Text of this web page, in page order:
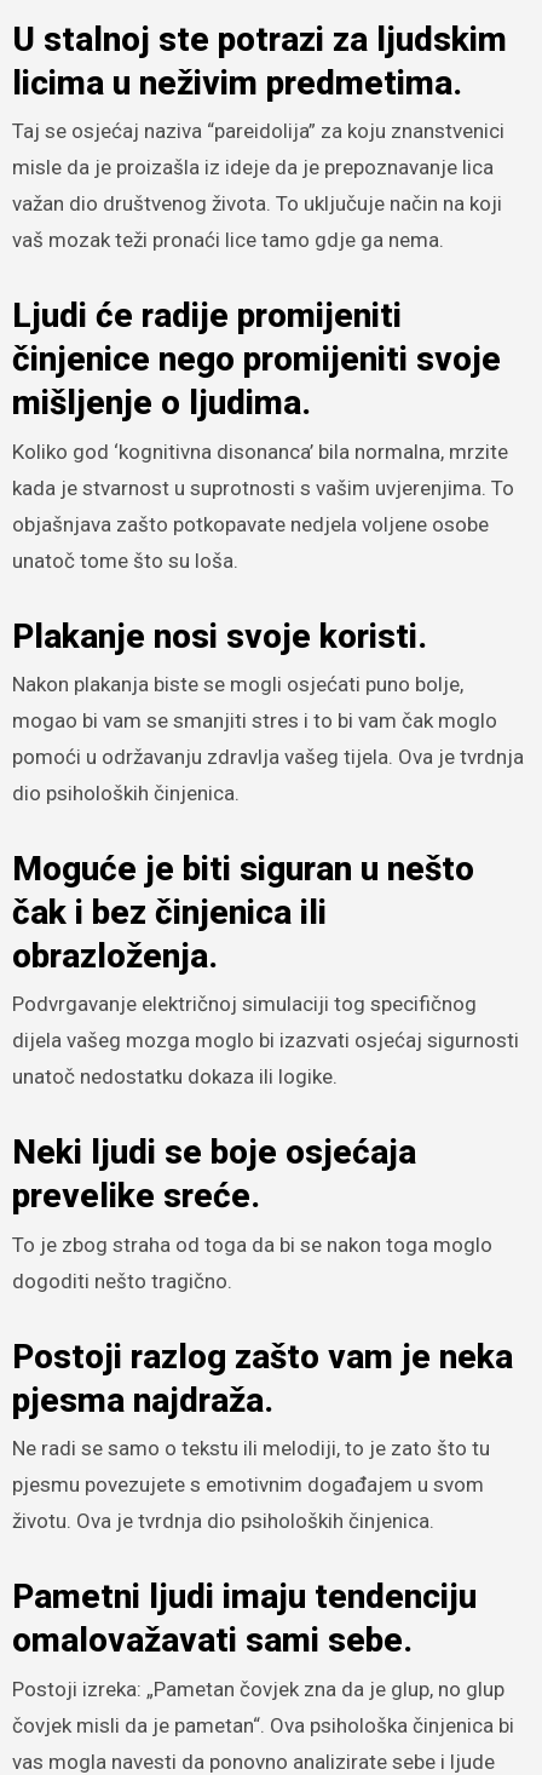
U stalnoj ste potrazi za ljudskim
licima u neživim predmetima.
Taj se osjećaj naziva “pareidolija” za koju znanstvenici
misle da je proizašla iz ideje da je prepoznavanje lica
važan dio društvenog života. To uključuje način na koji
vaš mozak teži pronaći lice tamo gdje ga nema.
Ljudi će radije promijeniti
činjenice nego promijeniti svoje
mišljenje o ljudima.
Koliko god ‘kognitivna disonanca’ bila normalna, mrzite
kada je stvarnost u suprotnosti s vašim uvjerenjima. To
objašnjava zašto potkopavate nedjela voljene osobe
unatoč tome što su loša.
Plakanje nosi svoje koristi.
Nakon plakanja biste se mogli osjećati puno bolje,
mogao bi vam se smanjiti stres i to bi vam čak moglo
pomoći u održavanju zdravlja vašeg tijela. Ova je tvrdnja
dio psiholoških činjenica.
Moguće je biti siguran u nešto
čak i bez činjenica ili
obrazloženja.
Podvrgavanje električnoj simulaciji tog specifičnog
dijela vašeg mozga moglo bi izazvati osjećaj sigurnosti
unatoč nedostatku dokaza ili logike.
Neki ljudi se boje osjećaja
prevelike sreće.
To je zbog straha od toga da bi se nakon toga moglo
dogoditi nešto tragično.
Postoji razlog zašto vam je neka
pjesma najdraža.
Ne radi se samo o tekstu ili melodiji, to je zato što tu
pjesmu povezujete s emotivnim događajem u svom
životu. Ova je tvrdnja dio psiholoških činjenica.
Pametni ljudi imaju tendenciju
omalovažavati sami sebe.
Postoji izreka: „Pametan čovjek zna da je glup, no glup
čovjek misli da je pametan“. Ova psihološka činjenica bi
vas mogla navesti da ponovno analizirate sebe i ljude